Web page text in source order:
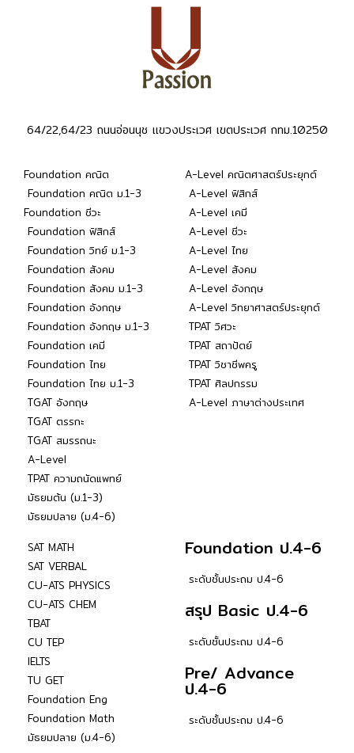
64/22,64/23 ถนนอ่อนนุช แขวงประเวศ เขตประเวศ กทม.10250
Foundation คณิต
Foundation คณิต ม.1-3
Foundation ชีวะ
Foundation ฟิสิกส์
Foundation วิทย์ ม.1-3
Foundation สังคม
Foundation สังคม ม.1-3
Foundation อังกฤษ
Foundation อังกฤษ ม.1-3
Foundation เคมี
Foundation ไทย
Foundation ไทย ม.1-3
TGAT อังกฤษ
TGAT ตรรกะ
TGAT สมรรถนะ
A-Level
TPAT ความถนัดแพทย์
มัธยมต้น (ม.1-3)
มัธยมปลาย (ม.4-6)
A-Level คณิตศาสตร์ประยุกต์
A-Level ฟิสิกส์
A-Level เคมี
A-Level ชีวะ
A-Level ไทย
A-Level สังคม
A-Level อังกฤษ
A-Level วิทยาศาสตร์ประยุกต์
TPAT วิศวะ
TPAT สถาปัตย์
TPAT วิชาชีพครู
TPAT ศิลปกรรม
A-Level ภาษาต่างประเทศ
SAT MATH
SAT VERBAL
CU-ATS PHYSICS
CU-ATS CHEM
TBAT
CU TEP
IELTS
TU GET
Foundation Eng
Foundation Math
มัธยมปลาย (ม.4-6)
Foundation ป.4-6
ระดับชั้นประถม ป.4-6
สรุป Basic ป.4-6
ระดับชั้นประถม ป.4-6
Pre/ Advance
ป.4-6
ระดับชั้นประถม ป.4-6